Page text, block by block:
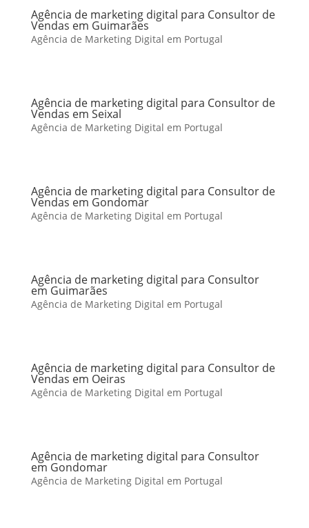
Agência de marketing digital para Consultor de
Vendas em Guimarães
Agência de Marketing Digital em Portugal
Agência de marketing digital para Consultor de
Vendas em Seixal
Agência de Marketing Digital em Portugal
Agência de marketing digital para Consultor de
Vendas em Gondomar
Agência de Marketing Digital em Portugal
Agência de marketing digital para Consultor
em Guimarães
Agência de Marketing Digital em Portugal
Agência de marketing digital para Consultor de
Vendas em Oeiras
Agência de Marketing Digital em Portugal
Agência de marketing digital para Consultor
em Gondomar
Agência de Marketing Digital em Portugal